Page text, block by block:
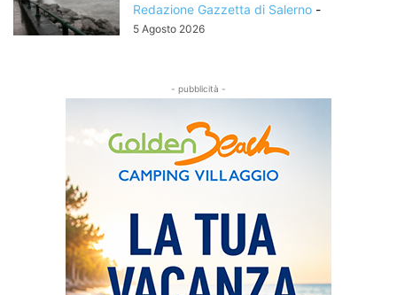
Redazione Gazzetta di Salerno -
5 Agosto 2026
- pubblicità -